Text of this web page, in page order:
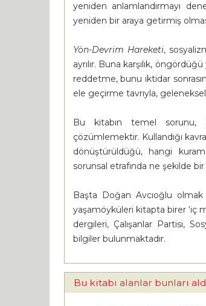
yeniden anlamlandırmayı
yeniden bir araya getirmiş
Yön-Devrim Hareketi,
ayrılır. Buna karşılık,
reddetme, bunu iktidar
ele geçirme tavrıyla,
Bu kitabın temel sorunu,
çözümlemektir. Kullandığı
dönüştürüldüğü, hangi
sorunsal etrafında ne şekilde
Başta Doğan Avcıoğlu
yaşamöyküleri kitapta birer ‘iç
dergileri, Çalışanlar Partisi,
bilgiler bulunmaktadır.
Bu kitabı alanlar bunları